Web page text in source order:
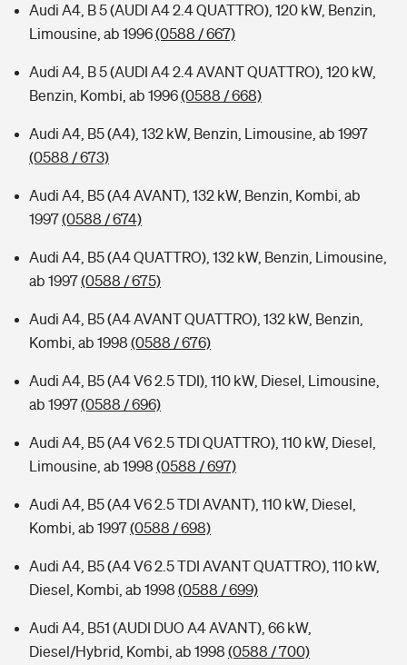
Audi A4, B 5 (AUDI A4 2.4 QUATTRO), 120 kW, Benzin,
Limousine, ab 1996(0588 / 667)
Audi A4, B 5 (AUDI A4 2.4 AVANT QUATTRO), 120 kW,
Benzin, Kombi, ab 1996(0588 / 668)
Audi A4, B5 (A4), 132 kW, Benzin, Limousine, ab 1997
(0588 / 673)
Audi A4, B5 (A4 AVANT), 132 kW, Benzin, Kombi, ab
1997(0588 / 674)
Audi A4, B5 (A4 QUATTRO), 132 kW, Benzin, Limousine,
ab 1997(0588 / 675)
Audi A4, B5 (A4 AVANT QUATTRO), 132 kW, Benzin,
Kombi, ab 1998 (0588 / 676)
Audi A4, B5 (A4 V6 2.5 TDI), 110 kW, Diesel, Limousine,
ab 1997(0588 / 696)
Audi A4, B5 (A4 V6 2.5 TDI QUATTRO), 110 kW, Diesel,
Limousine, ab 1998 (0588 / 697)
Audi A4, B5 (A4 V6 2.5 TDI AVANT), 110 kW, Diesel,
Kombi, ab 1997(0588 / 698)
Audi A4, B5 (A4 V6 2.5 TDI AVANT QUATTRO), 110 kW,
Diesel, Kombi, ab 1998 (0588 / 699)
Audi A4, B51 (AUDI DUO A4 AVANT), 66 kW,
Diesel/Hybrid, Kombi, ab 1998 (0588 / 700)